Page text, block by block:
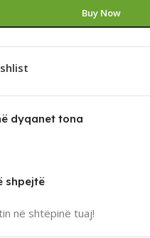
Buy Now
dyqanet tona
shpejtë
në shtëpinë tuaj!